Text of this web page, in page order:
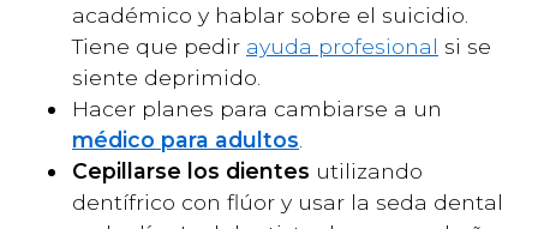
académico y hablar sobre el suicidio.
Tiene que pedir ayuda profesional si se
siente deprimido.
Hacer planes para cambiarse a un
médico para adultos
Cepillarse los dientes utilizando
dentífrico con flúor y usar la seda dental